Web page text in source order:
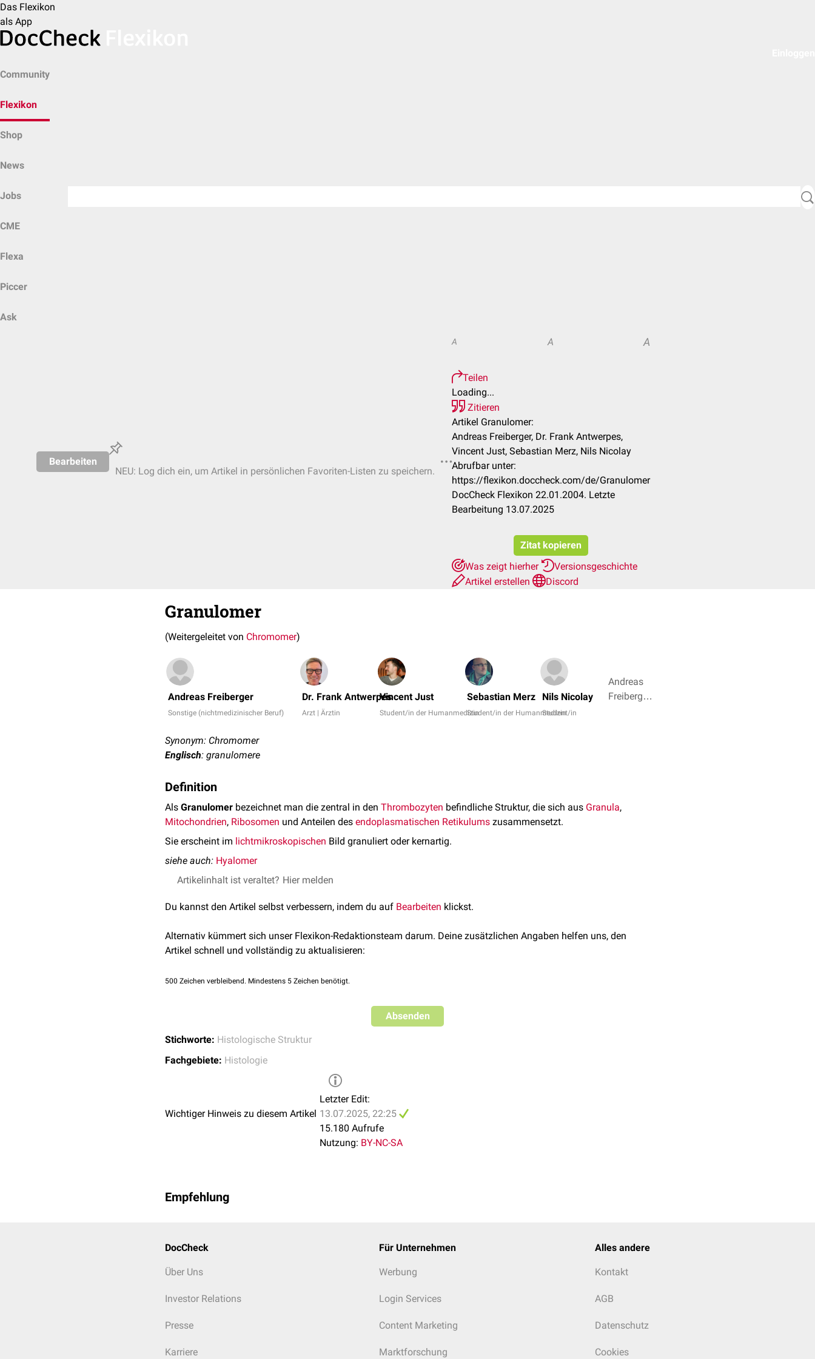
Das Flexikon
als App
Community
Flexikon
Shop
News
Jobs
CME
Flexa
Piccer
Ask
Bearbeiten
NEU: Log dich ein, um Artikel in persönlichen Favoriten-Listen zu speichern.
A A A
Teilen
Loading...
Zitieren
Artikel Granulomer:
Andreas Freiberger, Dr. Frank Antwerpes,
Vincent Just, Sebastian Merz, Nils Nicolay
Abrufbar unter:
https://flexikon.doccheck.com/de/Granulomer
DocCheck Flexikon 22.01.2004. Letzte
Bearbeitung 13.07.2025
Zitat kopieren
Was zeigt hierher
Versionsgeschichte
Artikel erstellen
Discord
Granulomer
(Weitergeleitet von Chromomer)
Andreas Freiberger
Sonstige (nichtmedizinischer Beruf)
Dr. Frank Antwerpes
Arzt | Ärztin
Vincent Just
Student/in der Humanmedizin
Sebastian Merz
Student/in der Humanmedizin
Nils Nicolay
Student/in
Andreas
Freiberger,
Synonym: Chromomer
Englisch: granulomere
Definition
Als Granulomer bezeichnet man die zentral in den Thrombozyten befindliche Struktur, die sich aus Granula,
Mitochondrien, Ribosomen und Anteilen des endoplasmatischen Retikulums zusammensetzt.
Sie erscheint im lichtmikroskopischen Bild granuliert oder kernartig.
siehe auch: Hyalomer
Artikelinhalt ist veraltet? Hier melden
Du kannst den Artikel selbst verbessern, indem du auf Bearbeiten klickst.
Alternativ kümmert sich unser Flexikon-Redaktionsteam darum. Deine zusätzlichen Angaben helfen uns, den
Artikel schnell und vollständig zu aktualisieren:
500 Zeichen verbleibend. Mindestens 5 Zeichen benötigt.
Absenden
Stichworte: Histologische Struktur
Fachgebiete: Histologie
Wichtiger Hinweis zu diesem Artikel
Letzter Edit:
13.07.2025, 22:25
15.180 Aufrufe
Nutzung: BY-NC-SA
Empfehlung
DocCheck
Über Uns
Investor Relations
Presse
Karriere
Für Unternehmen
Werbung
Login Services
Content Marketing
Marktforschung
Alles andere
Kontakt
AGB
Datenschutz
Cookies